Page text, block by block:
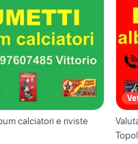
calciatori e riviste